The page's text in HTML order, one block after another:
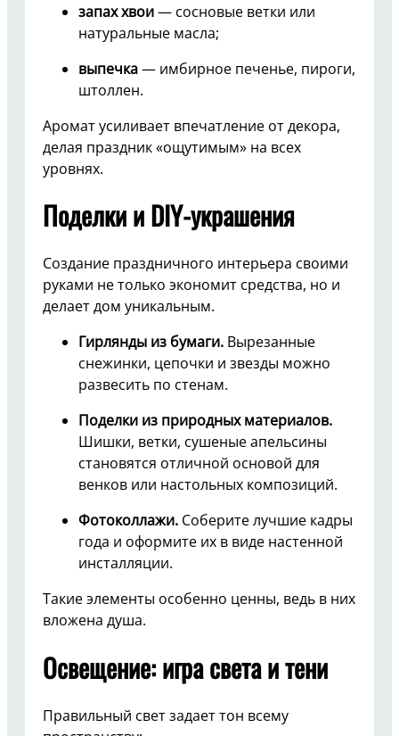
запах хвои— сосновые ветки или
натуральные масла;
выпечка— имбирное печенье, пироги,
штоллен.
Аромат усиливает впечатление от декора,
делая праздник «ощутимым» на всех
уровнях.
Поделки и DIY-украшения
Создание праздничного интерьера своими
руками не только экономит средства, но и
делает дом уникальным.
Гирлянды из бумаги. Вырезанные
снежинки, цепочки и звезды можно
развесить по стенам.
Поделки из природных материалов.
Шишки, ветки, сушеные апельсины
становятся отличной основой для
венков или настольных композиций.
Фотоколлажи. Соберите лучшие кадры
года и оформите их в виде настенной
инсталляции.
Такие элементы особенно ценны, ведь в них
вложена душа.
Освещение: игра света и тени
Правильный свет задает тон всему